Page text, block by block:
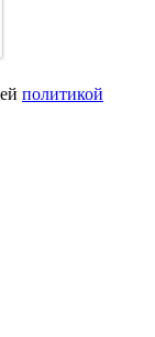
политикой